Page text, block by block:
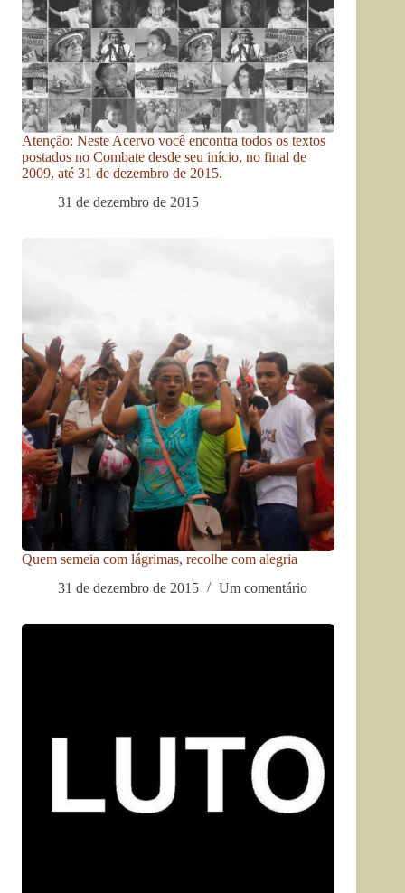
Atenção: Neste Acervo você encontra todos os textos
postados no Combate desde seu início, no final de
2009, até 31 de dezembro de 2015.
31 de dezembro de 2015
Quem semeia com lágrimas, recolhe com alegria
31 de dezembro de 2015
Um comentário